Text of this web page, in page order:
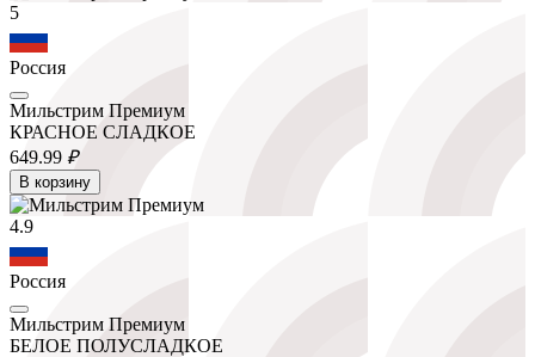
5
Россия
Мильстрим Премиум
КРАСНОЕ СЛАДКОЕ
649.99 ₽
В корзину
4.9
Россия
Мильстрим Премиум
БЕЛОЕ ПОЛУСЛАДКОЕ